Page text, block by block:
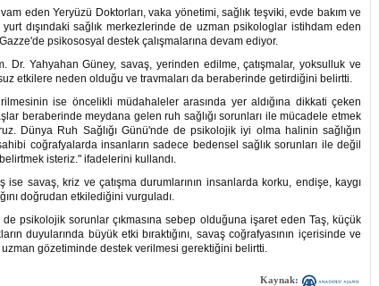
eden Yeryüzü Doktorları, vaka yönetimi, sağlık teşviki, evde bakım ve
dışındaki sağlık merkezlerinde de uzman psikologlar istihdam eden
psikososyal destek çalışmalarına devam ediyor.
Dr. Yahyahan Güney, savaş, yerinden edilme, çatışmalar, yoksulluk ve
etkilere neden olduğu ve travmaları da beraberinde getirdiğini belirtti.
ise öncelikli müdahaleler arasında yer aldığına dikkati çeken
beraberinde meydana gelen ruh sağlığı sorunları ile mücadele etmek
Dünya Ruh Sağlığı Günü'nde de psikolojik iyi olma halinin sağlığın
coğrafyalarda insanların sadece bedensel sağlık sorunları ile değil
isteriz." ifadelerini kullandı.
ise savaş, kriz ve çatışma durumlarının insanlarda korku, endişe, kaygı
doğrudan etkilediğini vurguladı.
psikolojik sorunlar çıkmasına sebep olduğuna işaret eden Taş, küçük
duyularında büyük etki bıraktığını, savaş coğrafyasının içerisinde ve
gözetiminde destek verilmesi gerektiğini belirtti.
Kaynak: